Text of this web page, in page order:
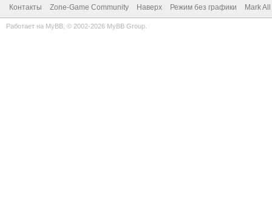
Контакты Zone-Game Community Наверх Режим без графики Mark
Работает на MyBB , © 2002-2026 MyBB Group